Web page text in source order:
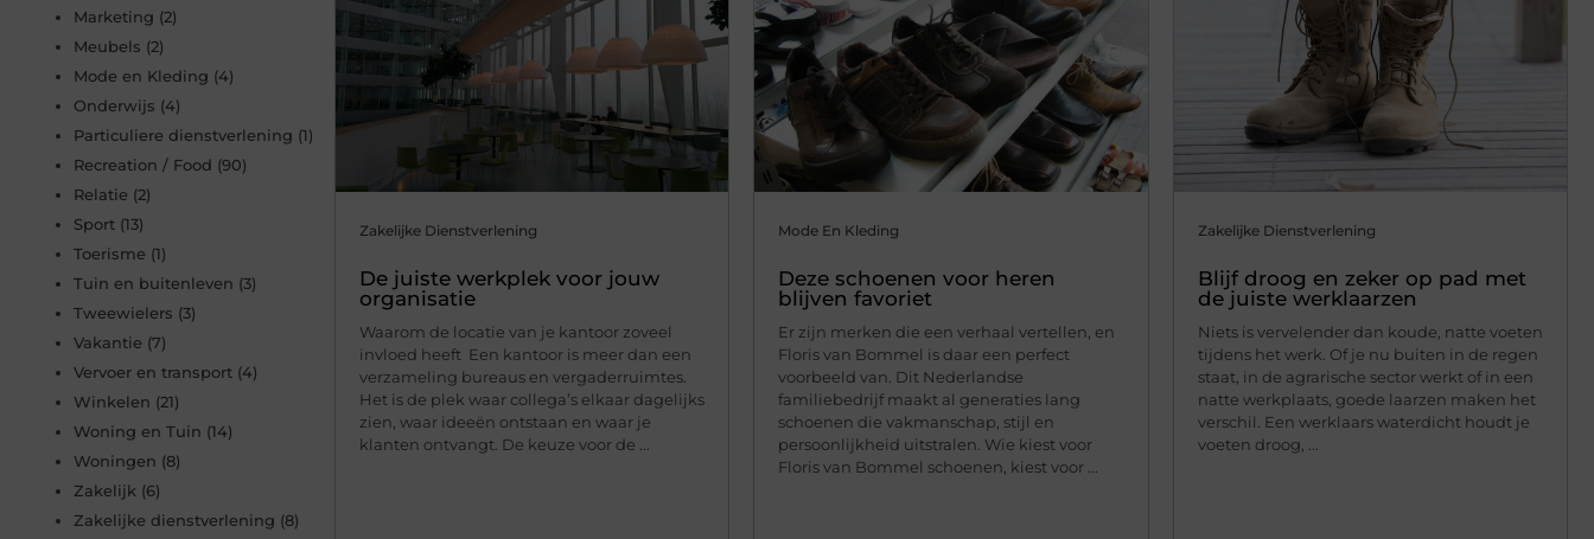
Zakelijke Dienstverlening
De juiste werkplek voor jouw
organisatie
Waarom de locatie van je kantoor zoveel
invloed heeft Een kantoor is meer dan een
verzameling bureaus en vergaderruimtes.
Het is de plek waar collega’s elkaar dagelijks
zien, waar ideeën ontstaan en waar je
klanten ontvangt. De keuze voor de ...
Mode En Kleding
Deze schoenen voor heren
blijven favoriet
Er zijn merken die een verhaal vertellen, en
Floris van Bommel is daar een perfect
voorbeeld van. Dit Nederlandse
familiebedrijf maakt al generaties lang
schoenen die vakmanschap, stijl en
persoonlijkheid uitstralen. Wie kiest voor
Floris van Bommel schoenen, kiest voor ...
Zakelijke Dienstverlening
Blijf droog en zeker op pad met
de juiste werklaarzen
Niets is vervelender dan koude, natte voeten
tijdens het werk. Of je nu buiten in de regen
staat, in de agrarische sector werkt of in een
natte werkplaats, goede laarzen maken het
verschil. Een werklaars waterdicht houdt je
voeten droog, ...
Marketing (2)
Meubels (2)
Mode en Kleding (4)
Onderwijs (4)
Particuliere dienstverlening (1)
Recreation / Food (90)
Relatie (2)
Sport (13)
Toerisme (1)
Tuin en buitenleven (3)
Tweewielers (3)
Vakantie (7)
Vervoer en transport (4)
Winkelen (21)
Woning en Tuin (14)
Woningen (8)
Zakelijk (6)
Zakelijke dienstverlening (8)